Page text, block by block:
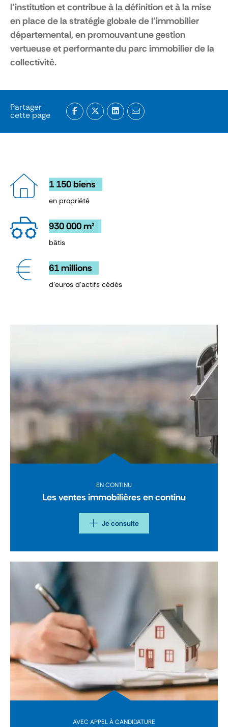
l’institution et contribue à la définition et à la mise
en place de la stratégie globale de l’immobilier
départemental, en promouvant une gestion
vertueuse et performante du parc immobilier de la
collectivité.
Partager
cette page
1 150 biens
en propriété
930 000 m²
bâtis
61 millions
d’euros d’actifs cédés
EN CONTINU
Les ventes immobilières en continu
Je consulte
AVEC APPEL À CANDIDATURE